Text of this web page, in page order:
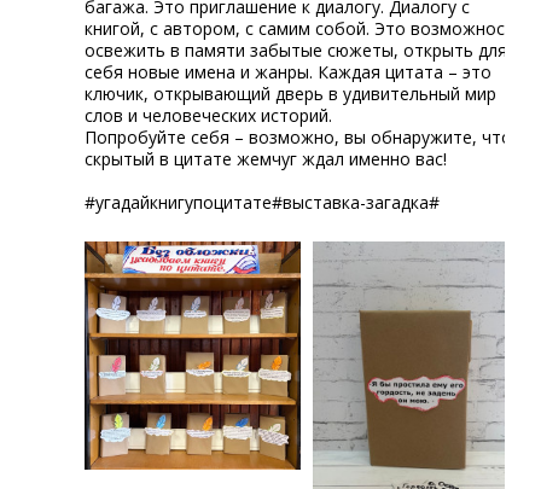
багажа. Это приглашение к диалогу. Диалогу с
книгой, с автором, с самим собой. Это возможность
освежить в памяти забытые сюжеты, открыть для
себя новые имена и жанры. Каждая цитата – это
ключик, открывающий дверь в удивительный мир
слов и человеческих историй.
Попробуйте себя – возможно, вы обнаружите, что
скрытый в цитате жемчуг ждал именно вас!
#угадайкнигупоцитате#выставка-загадка#